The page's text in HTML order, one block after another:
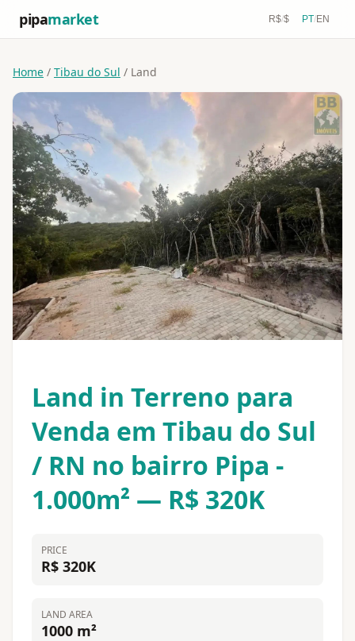
pipamarket R$/$ PT/EN
Home / Tibau do Sul / Land
Land in Terreno para
Venda em Tibau do Sul
/ RN no bairro Pipa -
1.000m² — R$ 320K
PRICE
R$ 320K
LAND AREA
1000 m²